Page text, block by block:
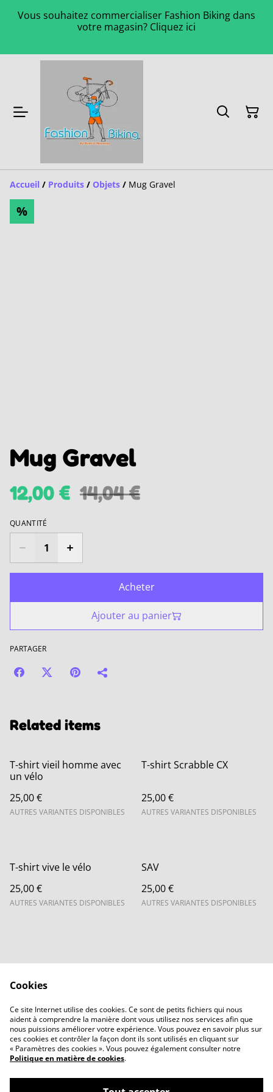
Vous souhaitez commercialiser Fashion Biking dans
votre magasin? Cliquez ici
Accueil / Produits / Objets / Mug Gravel
%
Mug Gravel
12,00 € 14,04 €
QUANTITÉ
Acheter
Ajouter au panier
PARTAGER
Related items
T-shirt vieil homme avec
un vélo
25,00 €
AUTRES VARIANTES DISPONIBLES
T-shirt Scrabble CX
25,00 €
AUTRES VARIANTES DISPONIBLES
T-shirt vive le vélo
25,00 €
AUTRES VARIANTES DISPONIBLES
SAV
25,00 €
AUTRES VARIANTES DISPONIBLES
Privacy Policy
Cookie Policy
Accueil
Cookies
Ce site Internet utilise des cookies. Ce sont de petits fichiers qui nous
aident à comprendre la manière dont vous utilisez nos services afin que
nous puissions améliorer votre expérience. Vous pouvez en savoir plus sur
ces cookies et contrôler la façon dont ils sont utilisés en cliquant sur
« Paramètres des cookies ». Vous pouvez également consulter notre
Politique en matière de cookies.